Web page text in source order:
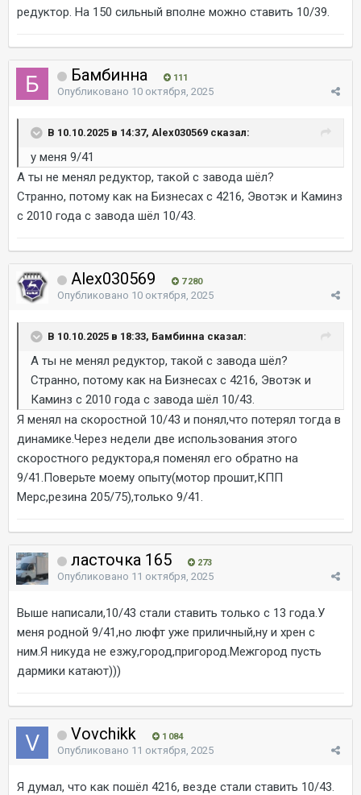
редуктор. На 150 сильный вполне можно ставить 10/39.
Бамбинна 111
Опубликовано 10 октября, 2025
В 10.10.2025 в 14:37, Alex030569 сказал:
у меня 9/41
А ты не менял редуктор, такой с завода шёл?
Странно, потому как на Бизнесах с 4216, Эвотэк и Каминз
с 2010 года с завода шёл 10/43.
Alex030569 7 280
Опубликовано 10 октября, 2025
В 10.10.2025 в 18:33, Бамбинна сказал:
А ты не менял редуктор, такой с завода шёл?
Странно, потому как на Бизнесах с 4216, Эвотэк и
Каминз с 2010 года с завода шёл 10/43.
Я менял на скоростной 10/43 и понял,что потерял тогда в
динамике.Через недели две использования этого
скоростного редуктора,я поменял его обратно на
9/41.Поверьте моему опыту(мотор прошит,КПП
Мерс,резина 205/75),только 9/41.
ласточка 165 273
Опубликовано 11 октября, 2025
Выше написали,10/43 стали ставить только с 13 года.У
меня родной 9/41,но люфт уже приличный,ну и хрен с
ним.Я никуда не езжу,город,пригород.Межгород пусть
дармики катают)))
Vovchikk 1 084
Опубликовано 11 октября, 2025
Я думал, что как пошёл 4216, везде стали ставить 10/43.